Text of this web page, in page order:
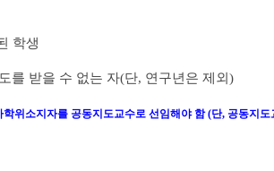
학생
를 받을 수 없는 자(단, 연구년은 제외 )
위소지자를 공동지도교수로 선임해야 함(단, 공동지도